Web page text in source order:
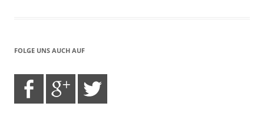
FOLGE UNS AUCH AUF